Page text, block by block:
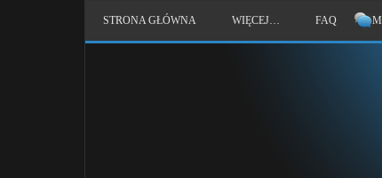
STRONA GŁÓWNA WIĘCEJ… FAQ